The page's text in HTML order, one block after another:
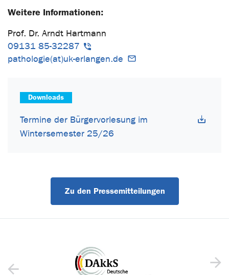
Weitere Informationen:
Prof. Dr. Arndt Hartmann
09131 85-32287
pathologie(at)uk-erlangen.de
Downloads
Termine der Bürgervorlesung im
Wintersemester 25/26
Zu den Pressemitteilungen